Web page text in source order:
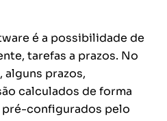
é a possibilidade de
tarefas a prazos. No
alguns prazos,
calculados de forma
pré-configurados pelo